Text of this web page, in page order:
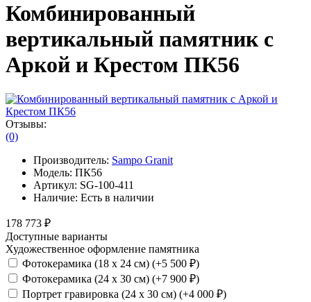
Комбинированный
вертикальный памятник с
Аркой и Крестом ПК56
Отзывы:
(0)
Производитель: Sampo Granit
Модель: ПК56
Артикул: SG-100-411
Наличие: Есть в наличии
178 773 ₽
Доступные варианты
Художественное оформление памятника
Фотокерамика (18 х 24 см) (+5 500 ₽)
Фотокерамика (24 х 30 см) (+7 900 ₽)
Портрет гравировка (24 х 30 см) (+4 000 ₽)